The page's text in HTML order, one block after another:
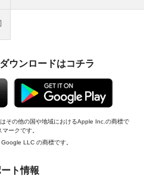
ウンロードはコチラ
その他の国や地域におけるApple Inc.の商標で
ークです。
LLC の商標です。
ト情報